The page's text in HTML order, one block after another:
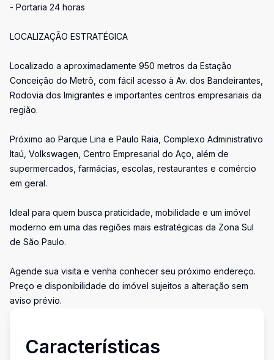
- Portaria 24 horas
LOCALIZAÇÃO ESTRATÉGICA
Localizado a aproximadamente 950 metros da Estação
Conceição do Metrô, com fácil acesso à Av. dos Bandeirantes,
Rodovia dos Imigrantes e importantes centros empresariais da
região.
Próximo ao Parque Lina e Paulo Raia, Complexo Administrativo
Itaú, Volkswagen, Centro Empresarial do Aço, além de
supermercados, farmácias, escolas, restaurantes e comércio
em geral.
Ideal para quem busca praticidade, mobilidade e um imóvel
moderno em uma das regiões mais estratégicas da Zona Sul
de São Paulo.
Agende sua visita e venha conhecer seu próximo endereço.
Preço e disponibilidade do imóvel sujeitos a alteração sem
aviso prévio.
Características